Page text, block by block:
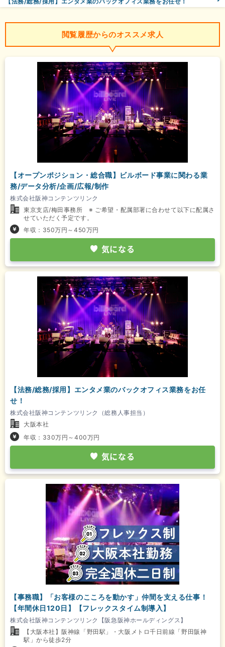
閲覧履歴からのオススメ求人
【オープンポジション・総合職】ビルボード事業に関わる業
務/データ分析/企画/広報/制作
株式会社阪神コンテンツリンク
東京支店/梅田事務所 ※ ご希望・配属部署に合わせて以下に配属さ
せていただく予定です。
年収：350万円～450万円
気になる
【法務/総務/採用】エンタメ業のバックオフィス業務をお任
せ！
株式会社阪神コンテンツリンク（総務人事担当）
大阪本社
年収：330万円～400万円
気になる
【事務職】「お客様のこころを動かす」仲間を支える仕事！
【年間休日120日】【フレックスタイム制導入】
株式会社阪神コンテンツリンク【阪急阪神ホールディングス】
【大阪本社】阪神線「野田駅」・大阪メトロ千日前線「野田阪神
駅」から徒歩2分